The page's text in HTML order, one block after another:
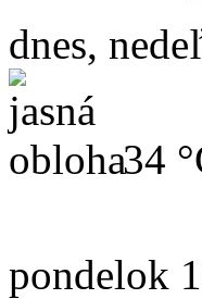
dnes,
34
pondelok